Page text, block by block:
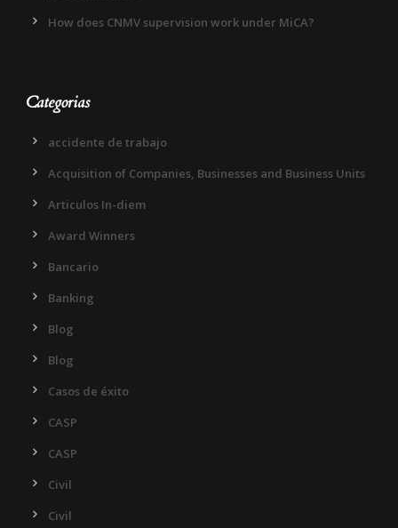
How does CNMV supervision work under MiCA?
Categorias
accidente de trabajo
Acquisition of Companies, Businesses and Business Units
Articulos In-diem
Award Winners
Bancario
Banking
Blog
Blog
Casos de éxito
CASP
CASP
Civil
Civil